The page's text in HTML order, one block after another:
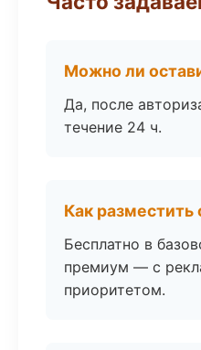
Можно ли
Да, после
течение 24 ч.
Как разместить
Бесплатно в
премиум — с
приоритетом.